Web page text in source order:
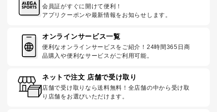
会員証がすぐに開けて便利！
アプリクーポンや最新情報をお知らせします。
オンラインサービス一覧
便利なオンラインサービスをご紹介！24時間365日商
品購入や便利なサービスがご利用可能。
ネットで注文 店舗で受け取り
店舗で受け取りなら送料無料！全店舗の中から受け取
り店舗をお選びいただけます。